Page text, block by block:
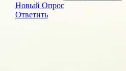
Новый Опрос
Ответить